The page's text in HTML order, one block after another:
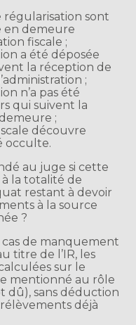
régularisation sont
en demeure
fiscale ;
a été déposée
la réception de
;
n’a pas été
qui suivent la
;
découvre
occulte.
au juge si cette
à la totalité de
restant à devoir
à la source
?
cas de manquement
titre de l’IR, les
sur le
mentionné au rôle
dû), sans déduction
déjà